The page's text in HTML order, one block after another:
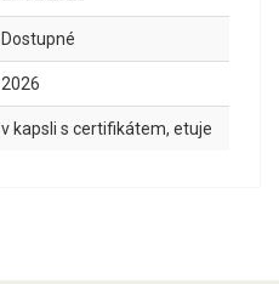
Dostupné
2026
v kapsli s certifikátem, etuje